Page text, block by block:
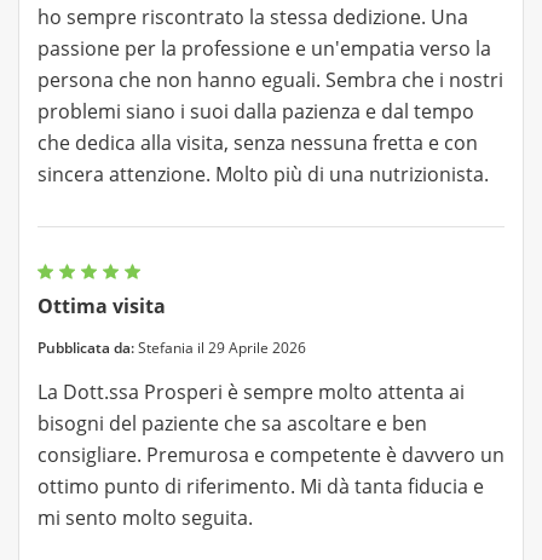
ho sempre riscontrato la stessa dedizione. Una
passione per la professione e un'empatia verso la
persona che non hanno eguali. Sembra che i nostri
problemi siano i suoi dalla pazienza e dal tempo
che dedica alla visita, senza nessuna fretta e con
sincera attenzione. Molto più di una nutrizionista.
Ottima visita
Pubblicata da:Stefania il 29 Aprile 2026
La Dott.ssa Prosperi è sempre molto attenta ai
bisogni del paziente che sa ascoltare e ben
consigliare. Premurosa e competente è davvero un
ottimo punto di riferimento. Mi dà tanta fiducia e
mi sento molto seguita.